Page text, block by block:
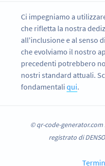
Ci impegniamo a
che rifletta la nostra
all'inclusione e al senso
che evolviamo il nostro
precedenti potrebbero
nostri standard attuali.
fondamentaliqui.
© qr-code-generator.com
registrato di DENSO